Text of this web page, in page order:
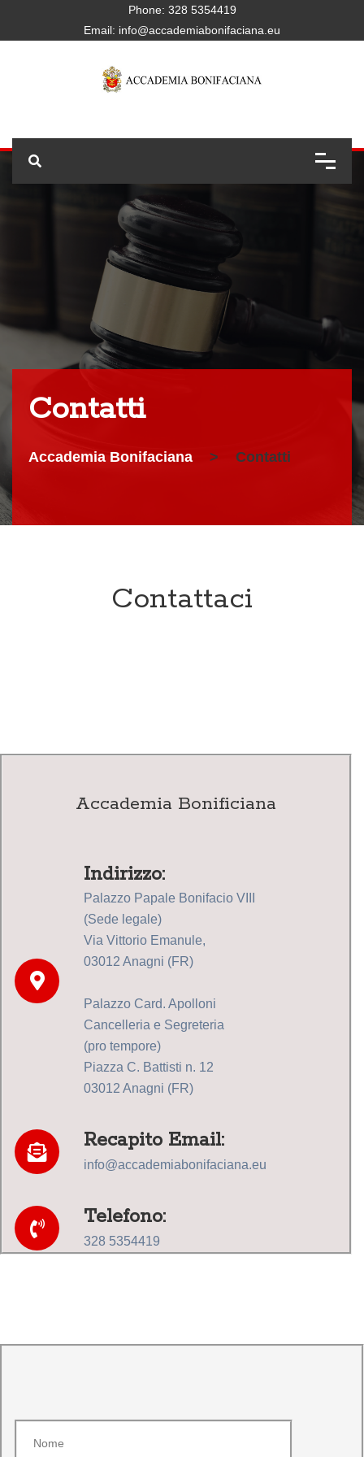
Phone: 328 5354419
Email: info@accademiabonifaciana.eu
Contatti
Accademia Bonifaciana > Contatti
Contattaci
Accademia Bonificiana
Indirizzo:
Palazzo Papale Bonifacio VIII
(Sede legale)
Via Vittorio Emanule,
03012 Anagni (FR)
Palazzo Card. Apolloni
Cancelleria e Segreteria
(pro tempore)
Piazza C. Battisti n. 12
03012 Anagni (FR)
Recapito Email:
info@accademiabonifaciana.eu
Telefono:
328 5354419